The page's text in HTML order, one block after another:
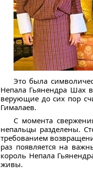
Это была
Непала Гьянендра Шах
верующие до сих пор
Гималаев.
С момента
непальцы разделены.
требованием
раз появляется на
король Непала
живы.